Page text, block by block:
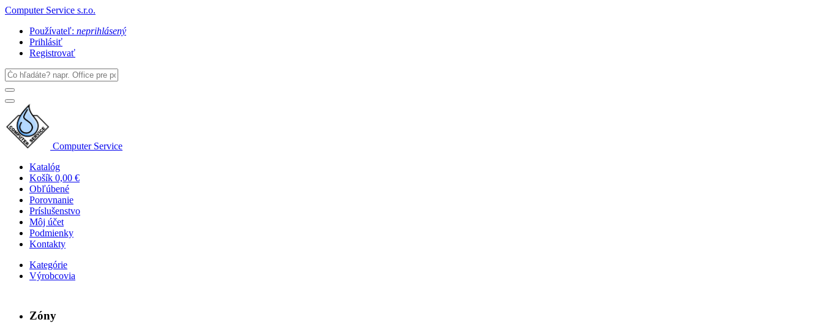
Computer Service s.r.o.
Používateľ: neprihlásený
Prihlásiť
Registrovať
Computer Service
Katalóg
Košík 0,00 €
Obľúbené
Porovnanie
Príslušenstvo
Môj účet
Podmienky
Kontakty
Kategórie
Výrobcovia
Zóny